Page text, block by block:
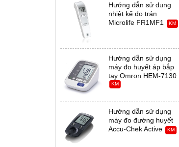
Hướng dẫn sử dụng
nhiệt kế đo trán
Microlife FR1MF1
KM
Hướng dẫn sử dụng
máy đo huyết áp bắp
tay Omron HEM-7130
KM
Hướng dẫn sử dụng
máy đo đường huyết
Accu-Chek Active
KM